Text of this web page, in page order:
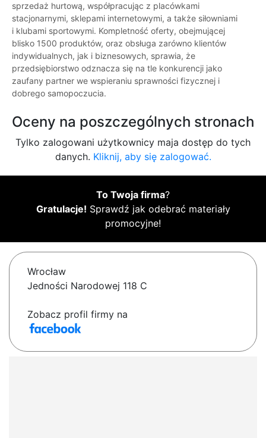
sprzedaż hurtową, współpracując z placówkami
stacjonarnymi, sklepami internetowymi, a także siłowniami
i klubami sportowymi. Kompletność oferty, obejmującej
blisko 1500 produktów, oraz obsługa zarówno klientów
indywidualnych, jak i biznesowych, sprawia, że
przedsiębiorstwo odznacza się na tle konkurencji jako
zaufany partner we wspieraniu sprawności fizycznej i
dobrego samopoczucia.
Oceny na poszczególnych stronach
Tylko zalogowani użytkownicy maja dostęp do tych
danych. Kliknij, aby się zalogować.
To Twoja firma?
Gratulacje! Sprawdź jak odebrać materiały
promocyjne!
Wrocław
Jedności Narodowej 118 C
Zobacz profil firmy na